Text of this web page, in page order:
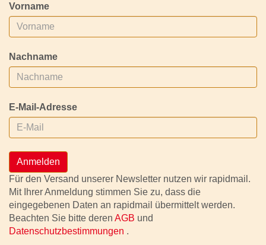
Vorname
Nachname
E-Mail-Adresse
Anmelden
Für den Versand unserer Newsletter nutzen wir rapidmail.
Mit Ihrer Anmeldung stimmen Sie zu, dass die
eingegebenen Daten an rapidmail übermittelt werden.
Beachten Sie bitte deren AGB und
Datenschutzbestimmungen .